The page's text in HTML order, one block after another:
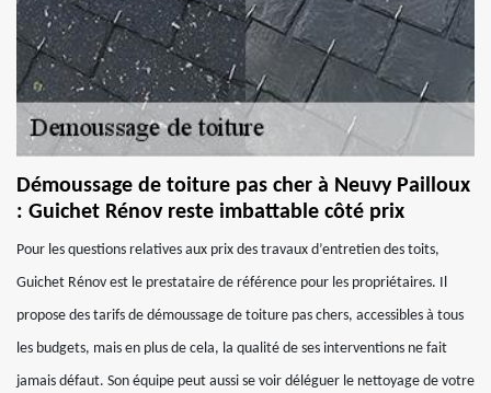
Démoussage de toiture pas cher à Neuvy Pailloux
: Guichet Rénov reste imbattable côté prix
Pour les questions relatives aux prix des travaux d’entretien des toits,
Guichet Rénov est le prestataire de référence pour les propriétaires. Il
propose des tarifs de démoussage de toiture pas chers, accessibles à tous
les budgets, mais en plus de cela, la qualité de ses interventions ne fait
jamais défaut. Son équipe peut aussi se voir déléguer le nettoyage de votre